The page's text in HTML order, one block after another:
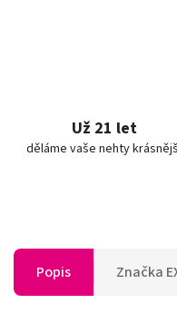
Už 21 let
děláme vaše nehty
Popis Značka